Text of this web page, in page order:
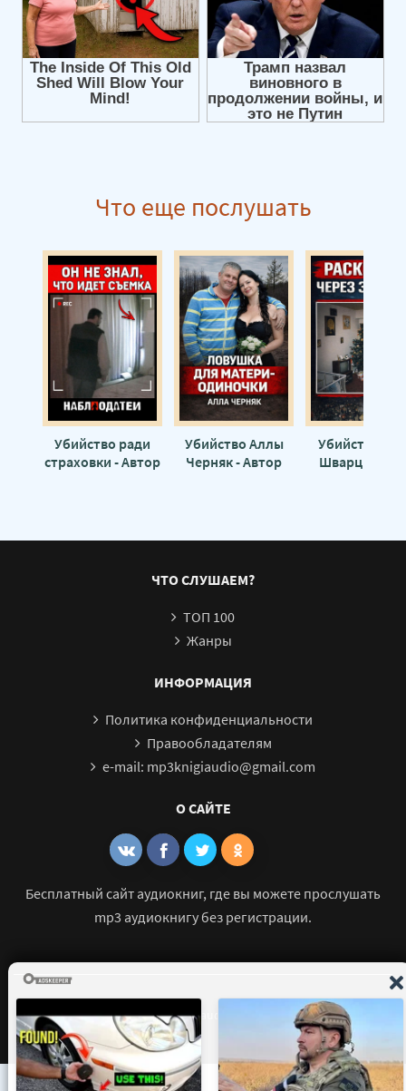
Что еще послушать
Убийство ради
страховки - Автор
Убийство Аллы
Черняк - Автор
Убийство
Шварц -
ЧТО СЛУШАЕМ?
ТОП 100
Жанры
ИНФОРМАЦИЯ
Политика конфиденциальности
Правообладателям
e-mail: mp3knigiaudio@gmail.com
О САЙТЕ
Бесплатный сайт аудиокниг, где вы можете прослушать
mp3 аудиокнигу без регистрации.
© 2021 - 2026 mp3-knigi-audio.com Все права защищены